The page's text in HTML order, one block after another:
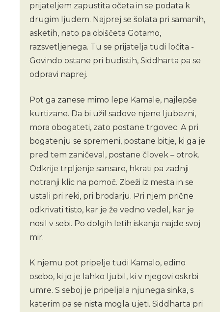
prijateljem zapustita očeta in se podata k
drugim ljudem. Najprej se šolata pri samanih,
asketih, nato pa obiščeta Gotamo,
razsvetljenega. Tu se prijatelja tudi ločita -
Govindo ostane pri budistih, Siddharta pa se
odpravi naprej.
Pot ga zanese mimo lepe Kamale, najlepše
kurtizane. Da bi užil sadove njene ljubezni,
mora obogateti, zato postane trgovec. A pri
bogatenju se spremeni, postane bitje, ki ga je
pred tem zaničeval, postane človek – otrok.
Odkrije trpljenje sansare, hkrati pa zadnji
notranji klic na pomoč. Zbeži iz mesta in se
ustali pri reki, pri brodarju. Pri njem prične
odkrivati tisto, kar je že vedno vedel, kar je
nosil v sebi. Po dolgih letih iskanja najde svoj
mir.
K njemu pot pripelje tudi Kamalo, edino
osebo, ki jo je lahko ljubil, ki v njegovi oskrbi
umre. S seboj je pripeljala njunega sinka, s
katerim pa se nista mogla ujeti. Siddharta pri